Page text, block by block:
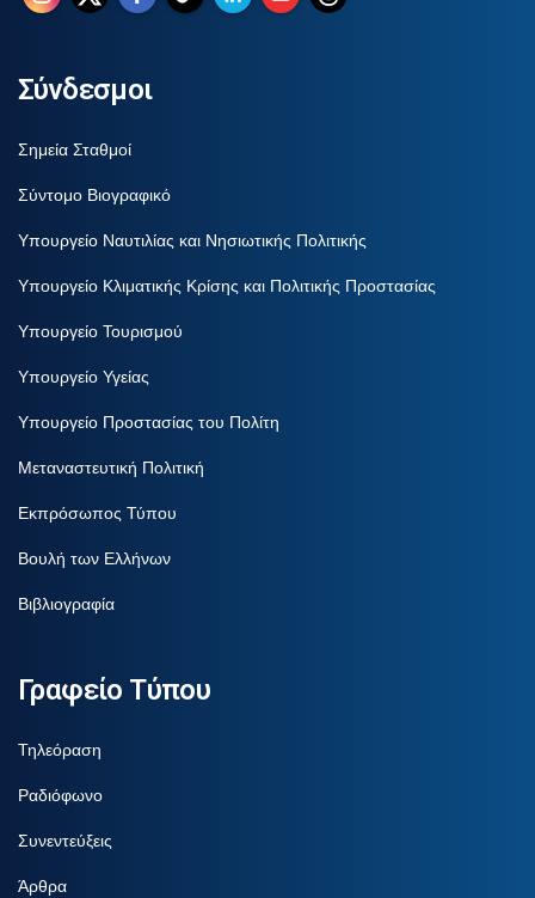
Σύνδεσμοι
Σημεία Σταθμοί
Σύντομο Βιογραφικό
Υπουργείο Ναυτιλίας και Νησιωτικής Πολιτικής
Υπουργείο Κλιματικής Κρίσης και Πολιτικής Προστασίας
Υπουργείο Τουρισμού
Υπουργείο Υγείας
Υπουργείο Προστασίας του Πολίτη
Μεταναστευτική Πολιτική
Εκπρόσωπος Τύπου
Βουλή των Ελλήνων
Βιβλιογραφία
Γραφείο Τύπου
Τηλεόραση
Ραδιόφωνο
Συνεντεύξεις
Άρθρα